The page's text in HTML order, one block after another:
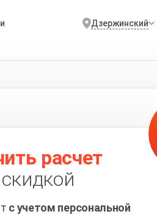
Дзержинский
расчет
с учетом персональной